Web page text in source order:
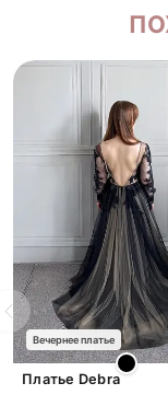
Вечернее платье
Платье Debra